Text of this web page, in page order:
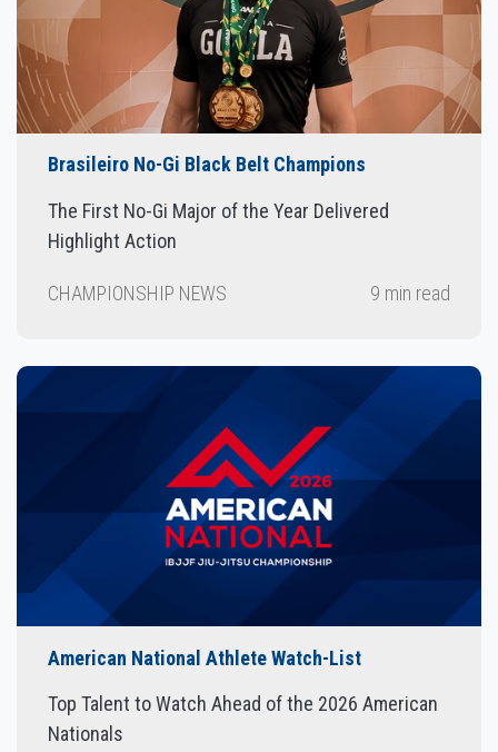
Brasileiro No-Gi Black Belt Champions
The First No-Gi Major of the Year Delivered
Highlight Action
CHAMPIONSHIP NEWS 9 min read
American National Athlete Watch-List
Top Talent to Watch Ahead of the 2026 American
Nationals